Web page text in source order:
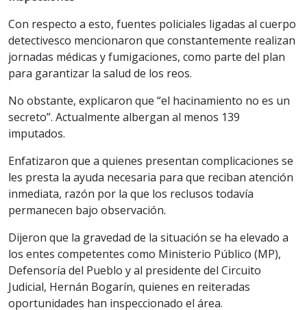
Con respecto a esto, fuentes policiales ligadas al cuerpo
detectivesco mencionaron que constantemente realizan
jornadas médicas y fumigaciones, como parte del plan
para garantizar la salud de los reos.
No obstante, explicaron que “el hacinamiento no es un
secreto”. Actualmente albergan al menos 139
imputados.
Enfatizaron que a quienes presentan complicaciones se
les presta la ayuda necesaria para que reciban atención
inmediata, razón por la que los reclusos todavía
permanecen bajo observación.
Dijeron que la gravedad de la situación se ha elevado a
los entes competentes como Ministerio Público (MP),
Defensoría del Pueblo y al presidente del Circuito
Judicial, Hernán Bogarín, quienes en reiteradas
oportunidades han inspeccionado el área.